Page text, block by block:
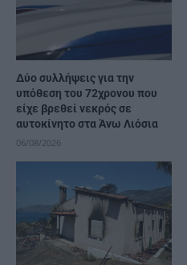
Δύο συλλήψεις για την
υπόθεση του 72χρονου που
είχε βρεθεί νεκρός σε
αυτοκίνητο στα Άνω Λιόσια
06/08/2026